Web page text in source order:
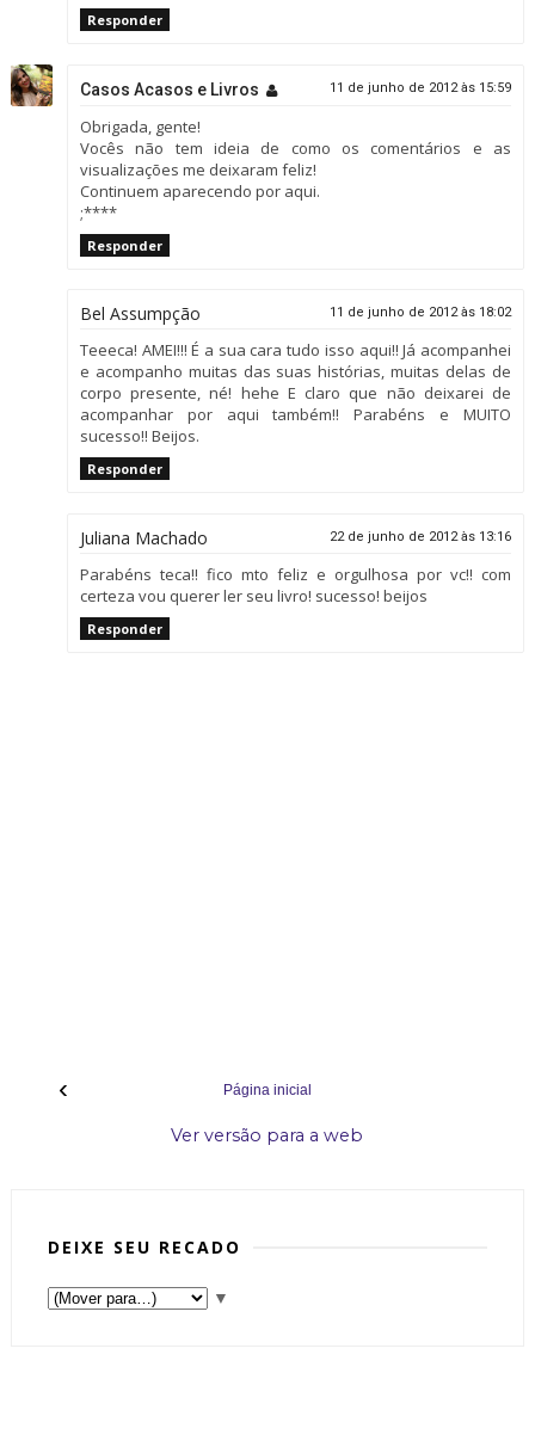
Responder
Casos Acasos e Livros 11 de junho de 2012 às 15:59
Obrigada, gente!
Vocês não tem ideia de como os comentários e as
visualizações me deixaram feliz!
Continuem aparecendo por aqui.
;****
Responder
Bel Assumpção 11 de junho de 2012 às 18:02
Teeeca! AMEI!!! É a sua cara tudo isso aqui!! Já acompanhei
e acompanho muitas das suas histórias, muitas delas de
corpo presente, né! hehe E claro que não deixarei de
acompanhar por aqui também!! Parabéns e MUITO
sucesso!! Beijos.
Responder
Juliana Machado 22 de junho de 2012 às 13:16
Parabéns teca!! fico mto feliz e orgulhosa por vc!! com
certeza vou querer ler seu livro! sucesso! beijos
Responder
‹ Página inicial
Ver versão para a web
DEIXE SEU RECADO
▼